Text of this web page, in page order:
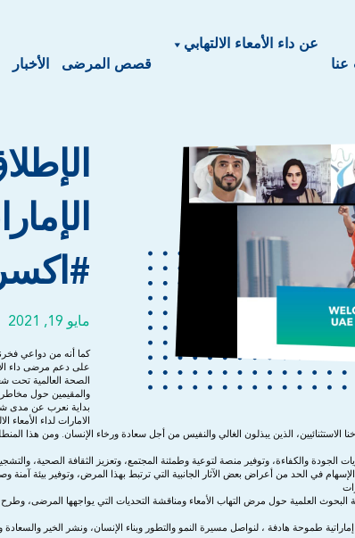
عن داء الأمعاء الالتهابي
قصص المرضى
الأخبار
مايو 19, 2021
كما أنه من دواعي
على دعم مرضى داء
الصحة العالمية تحت
والمقيمين حول
بداية نعرب عن مدى
الامارات لداء
الاستثنائيين، الذين يبذلون الغالي والنفيس من أجل سعادة ورخاء الإنسان. ومن هذا
والكفاءة، وتوفير منصة لتوعية وطمئنة المجتمع، وتعزيز الثقافة الصحية،
الإسهام في الحد من أعراض بعض الآثار الجانبية التي ترتبط بهذا المرض، وتوفير بيئة
العلمية حول مرض التهاب الأمعاء ومناقشة التحديات التي يواجهها المرضى،
طموحة هادفة ، لنواصل مسيرة النمو والتطور وبناء الإنسان، ونشر الخير